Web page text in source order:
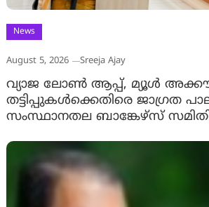
News
August 5, 2026 Sreeja Ajay
വ്യാജ ലോൺ ആപ്പ്, മ്യൂൾ
തട്ടിപ്പുകൾക്കെതിരെ ജാ​ഗ്രത
സംസ്ഥാനതല ബാങ്കേഴ്സ്